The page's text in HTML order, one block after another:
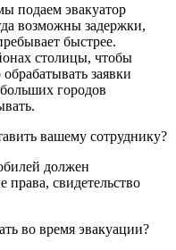
подаем эвакуатор
возможны задержки,
быстрее.
столицы, чтобы
заявки
городов
вашему сотруднику?
должен
права, свидетельство
во время эвакуации?